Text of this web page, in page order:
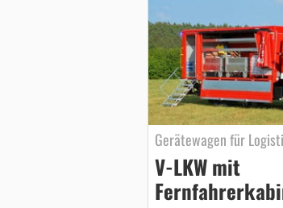
Gerätewagen für
V-LKW mit